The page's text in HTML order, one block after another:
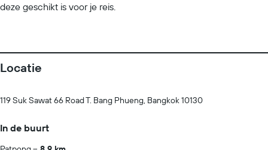
deze geschikt is voor je reis.
Locatie
119 Suk Sawat 66 Road T. Bang Phueng, Bangkok 10130
In de buurt